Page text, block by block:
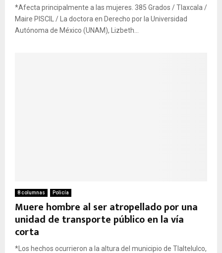
*Afecta principalmente a las mujeres. 385 Grados / Tlaxcala /
Maire PISCIL / La doctora en Derecho por la Universidad
Autónoma de México (UNAM), Lizbeth...
8 columnas Policía
Muere hombre al ser atropellado por una
unidad de transporte público en la vía
corta
*Los hechos ocurrieron a la altura del municipio de Tlaltelulco,